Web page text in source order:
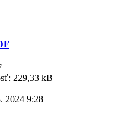
229,33 kB
2024 9:28